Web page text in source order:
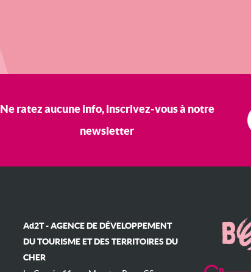
Ne ratez aucune info, inscrivez-vous à notre
newsletter
Ad2T - AGENCE DE DÉVELOPPEMENT
DU TOURISME ET DES TERRITOIRES DU
CHER